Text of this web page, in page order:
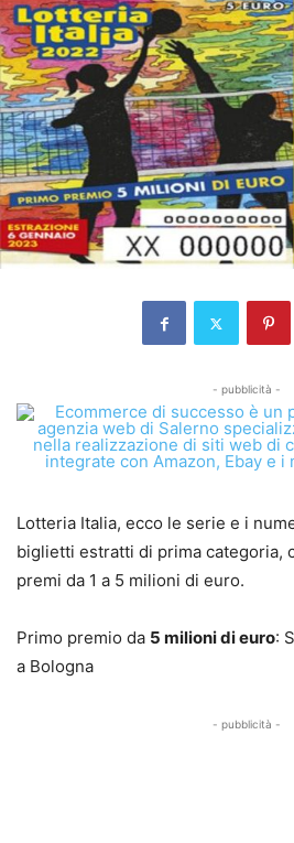
- pubblicità -
Lotteria Italia, ecco le serie e i
biglietti estratti di prima categoria,
premi da 1 a 5 milioni di euro.
Primo premio da 5 milioni di euro:
a Bologna
- pubblicità -